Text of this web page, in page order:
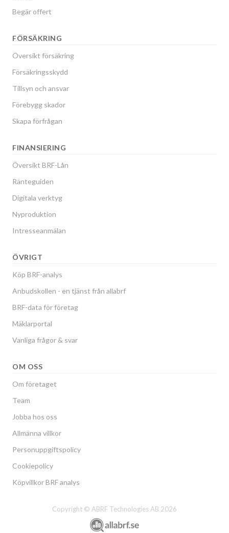
Begär offert
FÖRSÄKRING
Översikt försäkring
Försäkringsskydd
Tillsyn och ansvar
Förebygg skador
Skapa förfrågan
FINANSIERING
Översikt BRF-Lån
Ränteguiden
Digitala verktyg
Nyproduktion
Intresseanmälan
ÖVRIGT
Köp BRF-analys
Anbudskollen - en tjänst från allabrf
BRF-data för företag
Mäklarportal
Vanliga frågor & svar
OM OSS
Om företaget
Team
Jobba hos oss
Allmänna villkor
Personuppgiftspolicy
Cookiepolicy
Köpvillkor BRF analys
Copyright © ABRF Technologies AB 2026